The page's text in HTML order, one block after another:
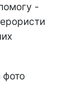
-
фото